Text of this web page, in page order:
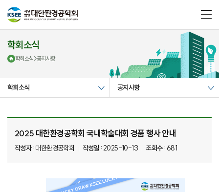
메
뉴
학회소식
학회소식>공지사항
학회소식 공지사항
2025 대한환경공학회 국내학술대회 경품 행사 안내
작성자 :대한환경공학회 작성일 : 2025-10-13 조회수 : 681